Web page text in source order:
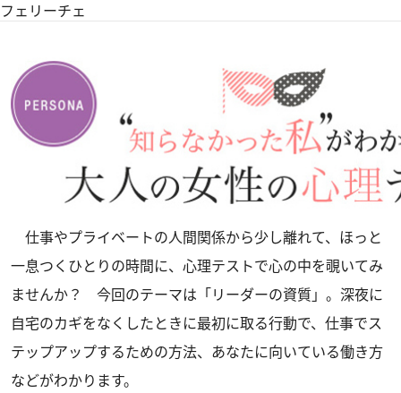
フェリーチェ
仕事やプライベートの人間関係から少し離れて、ほっと
一息つくひとりの時間に、心理テストで心の中を覗いてみ
ませんか？ 今回のテーマは「リーダーの資質」。深夜に
自宅のカギをなくしたときに最初に取る行動で、仕事でス
テップアップするための方法、あなたに向いている働き方
などがわかります。